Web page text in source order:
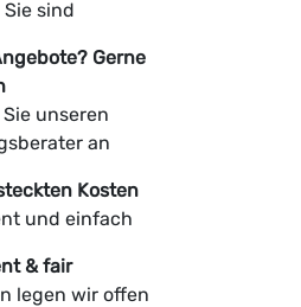
sind
Gerne
unseren
an
Kosten
und einfach
& fair
legen wir offen